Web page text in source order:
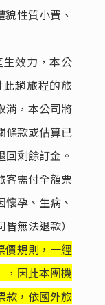
性質小費、
效力，本公
趟旅程的旅
消，本公司將
條款或估算已
剩餘訂金。
客需付全額票
孕、生病、
無法退款）
價規則，一經
，因此本團機
款，依國外旅